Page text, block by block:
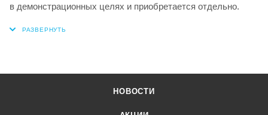
в демонстрационных целях и приобретается отдельно.
НОВОСТИ